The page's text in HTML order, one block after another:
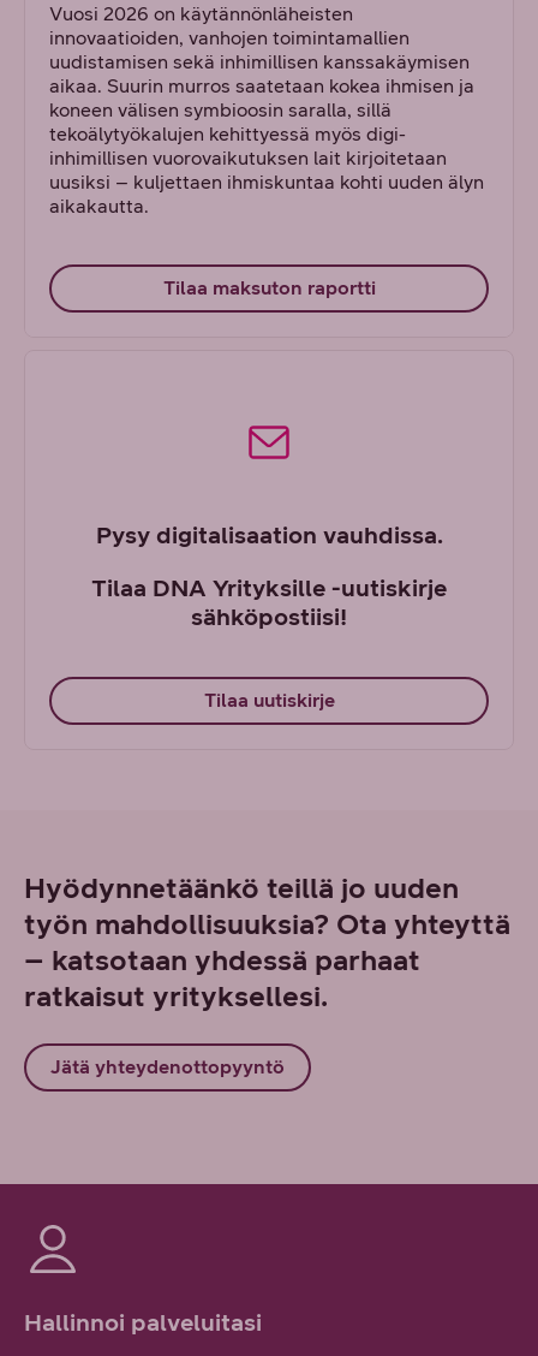
Vuosi 2026 on käytännönläheisten
innovaatioiden, vanhojen toimintamallien
uudistamisen sekä inhimillisen kanssakäymisen
aikaa. Suurin murros saatetaan kokea ihmisen ja
koneen välisen symbioosin saralla, sillä
tekoälytyökalujen kehittyessä myös digi-
inhimillisen vuorovaikutuksen lait kirjoitetaan
uusiksi – kuljettaen ihmiskuntaa kohti uuden älyn
aikakautta.
Tilaa maksuton raportti
Pysy digitalisaation vauhdissa.
Tilaa DNA Yrityksille -uutiskirje
sähköpostiisi!
Tilaa uutiskirje
Hyödynnetäänkö teillä jo uuden
työn mahdollisuuksia? Ota yhteyttä
– katsotaan yhdessä parhaat
ratkaisut yrityksellesi.
Jätä yhteydenottopyyntö
Hallinnoi palveluitasi